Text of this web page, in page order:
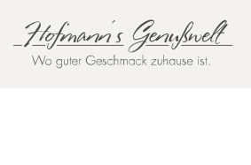
Zum Hauptinhalt springen